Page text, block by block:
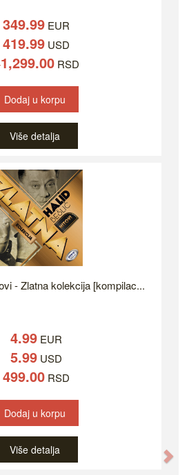
349.99 EUR
419.99 USD
RSD
Dodaj u korpu
Više detalja
- Zlatna kolekcija [kompilac...
4.99 EUR
5.99 USD
499.00 RSD
Dodaj u korpu
Više detalja